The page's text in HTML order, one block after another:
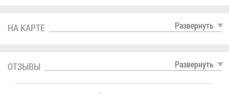
Раз­вер­нуть
НА КАР­ТЕ
Раз­вер­нуть
ОТ­ЗЫ­ВЫ